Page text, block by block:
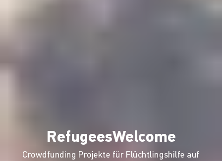
RefugeesWelcome
Crowdfunding Projekte für Flüchtlingshilfe auf